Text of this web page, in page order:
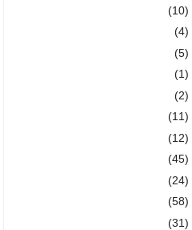
(10)
(4)
(5)
(1)
(2)
(11)
(12)
(45)
(24)
(58)
(31)